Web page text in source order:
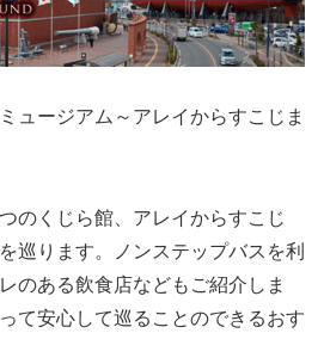
ュージアム～アレイからすこじま
のくじら館、アレイからすこじ
巡ります。ノンステップバスを利
のある飲食店などもご紹介しま
て安心して巡ることのできるおす